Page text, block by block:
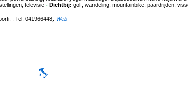
televisie - Dichtbij: golf, wandeling, mountainbike, paardrijden,
, Tel. 041966448, Web